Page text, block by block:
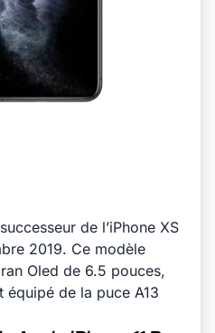
de l’iPhone XS
2019. Ce modèle
Oled de 6.5 pouces,
équipé de la puce A13